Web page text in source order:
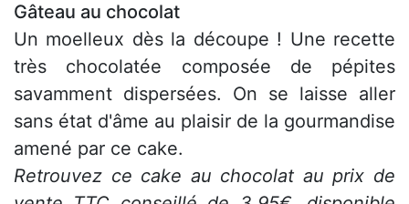
Gâteau au chocolat
Un moelleux dès la découpe ! Une recette
très chocolatée composée de pépites
savamment dispersées. On se laisse aller
sans état d'âme au plaisir de la gourmandise
amené par ce cake.
Retrouvez ce cake au chocolat au prix de